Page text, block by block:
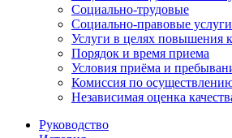
Социально-трудовые
Социально-правовые услуги
Услуги в целях повышения
Порядок и время приема
Условия приёма и
Комиссия по
Независимая оценка
Руководство